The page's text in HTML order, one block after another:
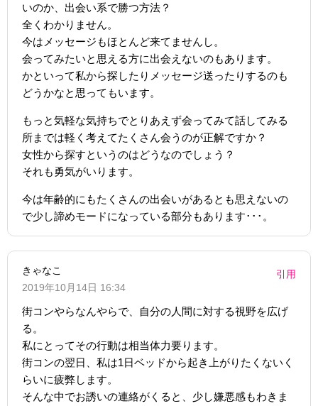
いのか、出会い系で勝つ方法？
全くわかりません。
今はメッセージもほとんど来てませんし。
会ってみたいと思える方に出会えないのもあります。
かといって私から探したりメッセージ送ったりするのも
どうかなと思ってもいます。
もっと気軽な気持ちでとりあえず会ってみて話してみる
所までは軽く考えてたくさん会うのが正解ですか？
女性から探すというのはどうなのでしょう？
それも勇気がいります。
今は年齢的にもたくさんの出会いがあるとも思えないの
で少し諦めモードになっている部分もあります･･･。
きゃなこ
2019年10月14日 16:34
引用
街コンやらなんやらで、自分の人間に対する視野を広げ
る。
私にとってその行動は相当体力要ります。
街コンの翌日、私は1日ベッドから起き上がりたくないく
らいに疲弊します。
そんな中でお誘いの連絡がくると、少し嫌悪感もわきま